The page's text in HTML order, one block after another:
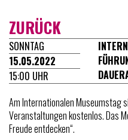
ZURÜCK
SONNTAG
15.05.2022
15:00 UHR
Am Internationalen Museumstag
Veranstaltungen kostenlos. Das
Freude entdecken“.